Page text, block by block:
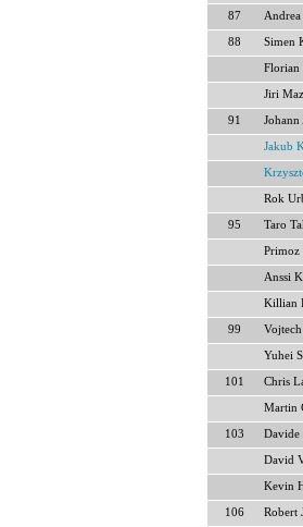
87 Andrea
88 Simen
Florian
Jiri
91
Jakub
Rok
95 Taro
Primoz
Anssi
Killian
99 Vojtech
Yuhei
101 Chris
Martin
103 Davide
David
Kevin
106 Robert